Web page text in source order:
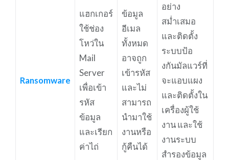
Ransomware
แฮกเกอร์
ใช้ช่อง
โหว่ใน
Mail
Server
เพื่อเข้า
รหัส
ข้อมูล
และเรียก
ค่าไถ่
ข้อมูล
อีเมล
ทั้งหมด
อาจถูก
เข้ารหัส
และไม่
สามารถ
นำมาใช้
งานหรือ
กู้คืนได้
อย่าง
สม่ำเสมอ
และติดตั้ง
ระบบป้อ
งกันมัลแวร์ที่
จะแอบแผง
และติดตั้งใน
เครื่องผู้ใช้
งาน และใช้
งานระบบ
สำรองข้อมูล